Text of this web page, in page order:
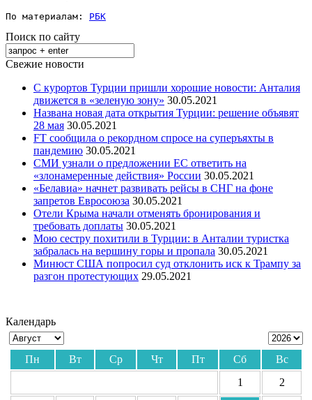
По материалам: РБК
Поиск по сайту
Свежие новости
С курортов Турции пришли хорошие новости: Анталия
движется в «зеленую зону» 30.05.2021
Названа новая дата открытия Турции: решение объявят
28 мая 30.05.2021
FT сообщила о рекордном спросе на суперъяхты в
пандемию 30.05.2021
СМИ узнали о предложении ЕС ответить на
«злонамеренные действия» России 30.05.2021
«Белавиа» начнет развивать рейсы в СНГ на фоне
запретов Евросоюза 30.05.2021
Отели Крыма начали отменять бронирования и
требовать доплаты 30.05.2021
Мою сестру похитили в Турции: в Анталии туристка
забралась на вершину горы и пропала 30.05.2021
Минюст США попросил суд отклонить иск к Трампу за
разгон протестующих 29.05.2021
Календарь
Пн Вт Ср Чт Пт Сб
Вс
1
2